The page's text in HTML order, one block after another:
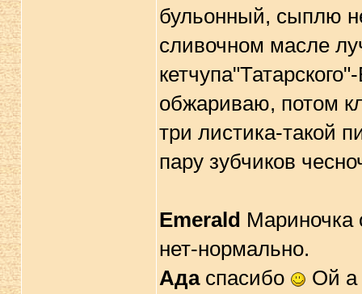
бульонный, сыплю
сливочном масле
обжариваю, потом
три листика-такой
пару зубчиков
Emerald Мариночка
нет-нормально.
Адаспасибо
Ой а